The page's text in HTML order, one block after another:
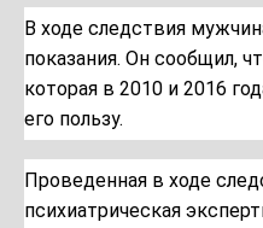
В ходе следствия
показания. Он сообщил,
которая в 2010 и 2016
его пользу.
Проведенная в ходе
психиатрическая